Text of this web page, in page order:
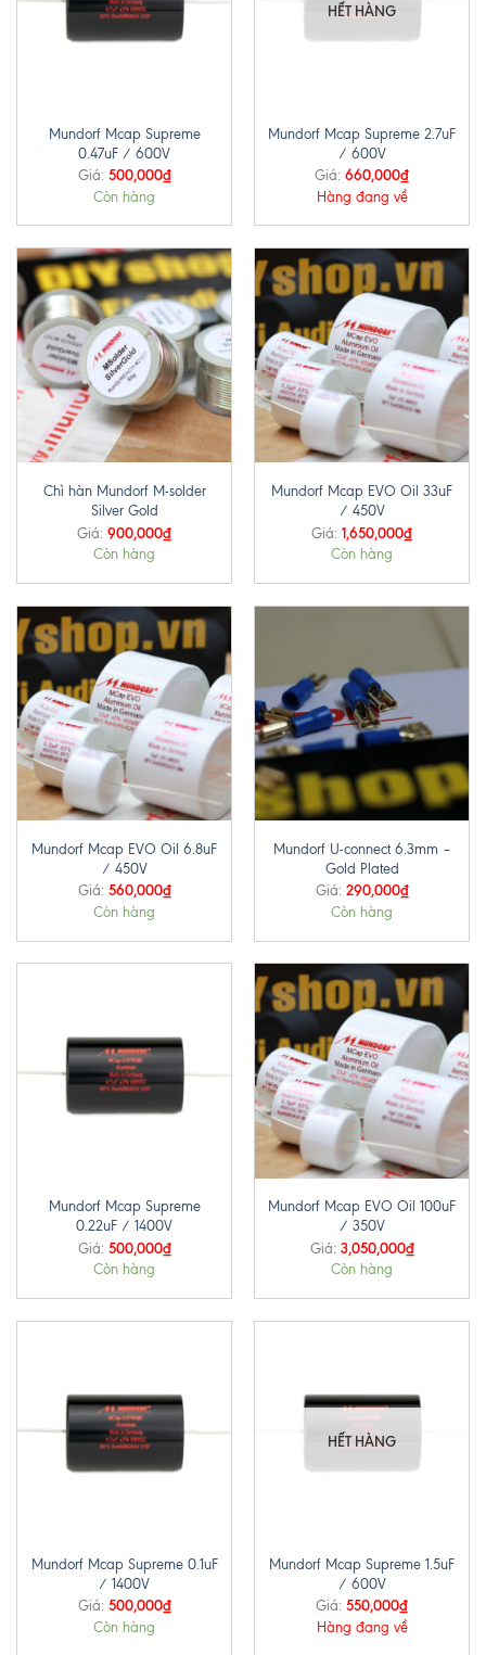
Mundorf Mcap Supreme
0.47uF / 600V
Giá: 500,000₫
Còn hàng
HẾT HÀNG
Mundorf Mcap Supreme 2.7uF
/ 600V
Giá: 660,000₫
Hàng đang về
Chì hàn Mundorf M-solder
Silver Gold
Giá: 900,000₫
Còn hàng
Mundorf Mcap EVO Oil 33uF
/ 450V
Giá: 1,650,000₫
Còn hàng
Mundorf Mcap EVO Oil 6.8uF
/ 450V
Giá: 560,000₫
Còn hàng
Mundorf U-connect 6.3mm –
Gold Plated
Giá: 290,000₫
Còn hàng
Mundorf Mcap Supreme
0.22uF / 1400V
Giá: 500,000₫
Còn hàng
Mundorf Mcap EVO Oil 100uF
/ 350V
Giá: 3,050,000₫
Còn hàng
Mundorf Mcap Supreme 0.1uF
/ 1400V
Giá: 500,000₫
Còn hàng
HẾT HÀNG
Mundorf Mcap Supreme 1.5uF
/ 600V
Giá: 550,000₫
Hàng đang về